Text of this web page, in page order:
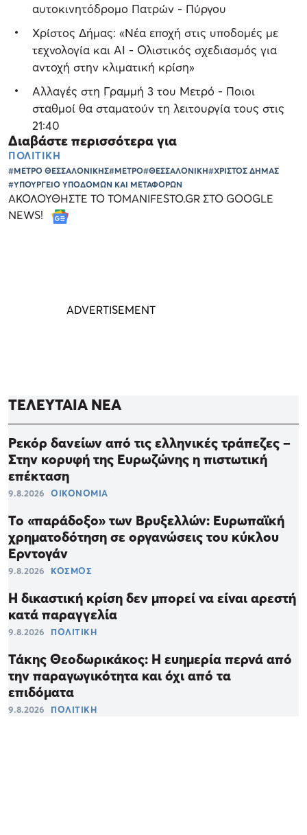
αυτοκινητόδρομο Πατρών - Πύργου
Χρίστος Δήμας: «Νέα εποχή στις υποδομές με
τεχνολογία και ΑΙ - Ολιστικός σχεδιασμός για
αντοχή στην κλιματική κρίση»
Αλλαγές στη Γραμμή 3 του Μετρό - Ποιοι
σταθμοί θα σταματούν τη λειτουργία τους στις
21:40
Διαβάστε περισσότερα για
ΠΟΛΙΤΙΚΗ
#ΜΕΤΡΟ ΘΕΣΣΑΛΟΝΙΚΗΣ#ΜΕΤΡΟ#ΘΕΣΣΑΛΟΝΙΚΗ#ΧΡΙΣΤΟΣ ΔΗΜΑΣ
#ΥΠΟΥΡΓΕΙΟ ΥΠΟΔΟΜΩΝ ΚΑΙ ΜΕΤΑΦΟΡΩΝ
ΑΚΟΛΟΥΘΗΣΤΕ ΤΟ TOMANIFESTO.GR ΣΤΟ GOOGLE
NEWS!
ΤΕΛΕΥΤΑΙΑ ΝΕΑ
Ρεκόρ δανείων από τις ελληνικές τράπεζες –
Στην κορυφή της Ευρωζώνης η πιστωτική
επέκταση
9.8.2026 ΟΙΚΟΝΟΜΙΑ
Το «παράδοξο» των Βρυξελλών: Ευρωπαϊκή
χρηματοδότηση σε οργανώσεις του κύκλου
Ερντογάν
9.8.2026 ΚΟΣΜΟΣ
Η δικαστική κρίση δεν μπορεί να είναι αρεστή
κατά παραγγελία
9.8.2026 ΠΟΛΙΤΙΚΗ
Τάκης Θεοδωρικάκος: Η ευημερία περνά από
την παραγωγικότητα και όχι από τα
επιδόματα
9.8.2026 ΠΟΛΙΤΙΚΗ